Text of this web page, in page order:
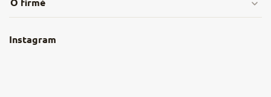
Obchodní podmínky
Nejčastější dotazy
Instagram